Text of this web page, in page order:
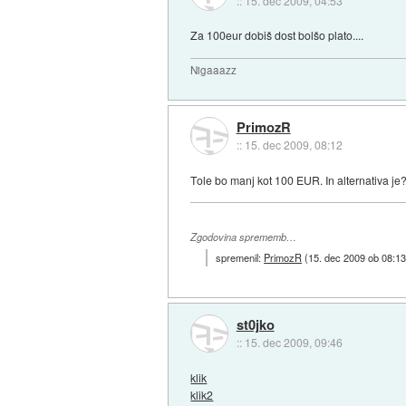
Za 100eur dobiš dost bolšo plato....
Nigaaazz
PrimozR
:: 15. dec 2009, 08:12
Tole bo manj kot 100 EUR. In alternativa je?
Zgodovina sprememb…
spremenil: PrimozR(15. dec 2009 ob 08:13
st0jko
:: 15. dec 2009, 09:46
klik
klik2